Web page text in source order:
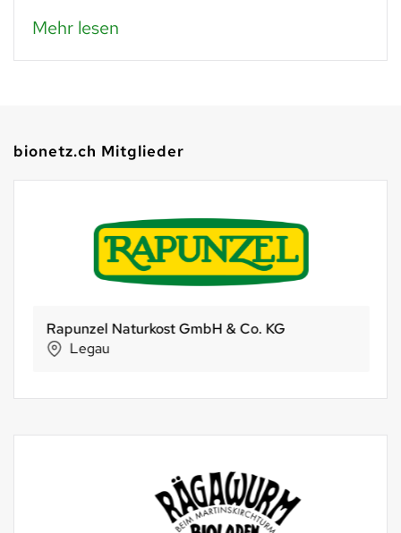
Mehr lesen
bionetz.ch Mitglieder
Rapunzel Naturkost GmbH & Co. KG
Legau